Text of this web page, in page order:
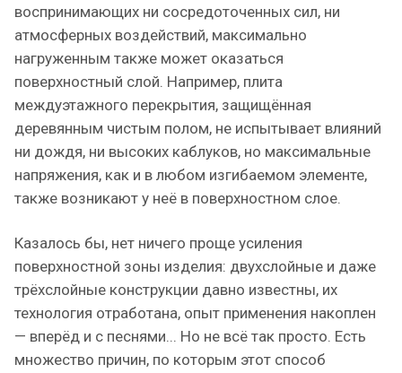
воспринимающих ни сосредоточенных сил, ни
атмосферных воздействий, максимально
нагруженным также может оказаться
поверхностный слой. Например, плита
междуэтажного перекрытия, защищённая
деревянным чистым полом, не испытывает влияний
ни дождя, ни высоких каблуков, но максимальные
напряжения, как и в любом изгибаемом элементе,
также возникают у неё в поверхностном слое.
Казалось бы, нет ничего проще усиления
поверхностной зоны изделия: двухслойные и даже
трёхслойные конструкции давно известны, их
технология отработана, опыт применения накоплен
— вперёд и с песнями... Но не всё так просто. Есть
множество причин, по которым этот способ